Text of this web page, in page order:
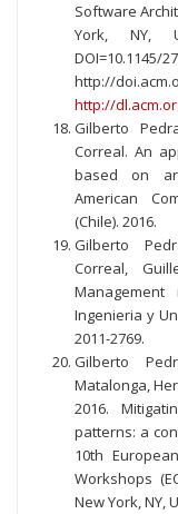
Software
York,
DOI=10.1145/
http://
http://
Gilberto
Correal. An
based on
American
(Chile). 2016.
Gilberto
Correal,
Management
Ingenieria y
2011-2769.
Gilberto
Matalonga,
2016.
patterns: a
10th
Workshops
New York, NY,